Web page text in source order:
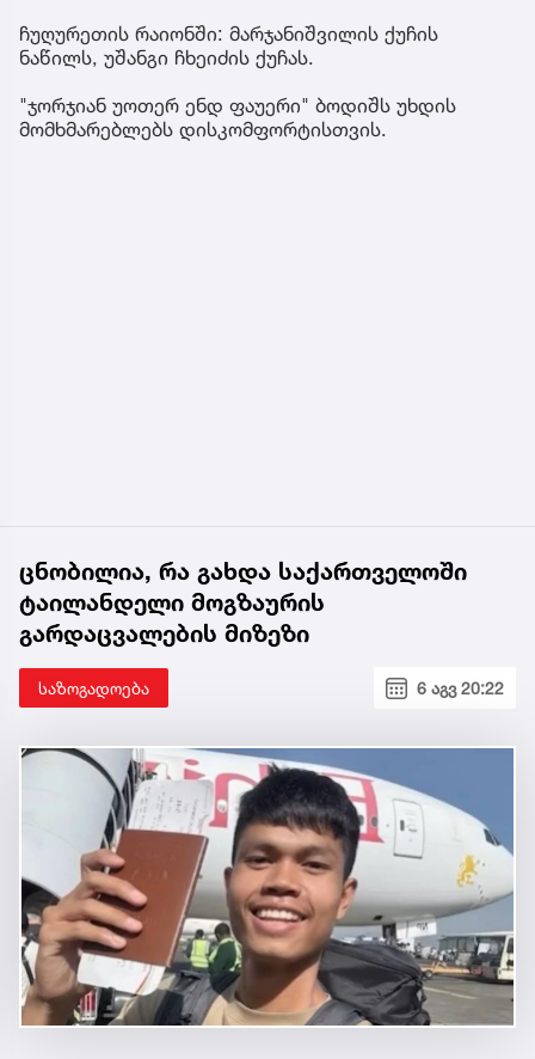
ჩუღურეთის რაიონში: მარჯანიშვილის ქუჩის
ნაწილს, უშანგი ჩხეიძის ქუჩას.
"ჯორჯიან უოთერ ენდ ფაუერი" ბოდიშს უხდის
მომხმარებლებს დისკომფორტისთვის.
ცნობილია, რა გახდა საქართველოში
ტაილანდელი მოგზაურის
გარდაცვალების მიზეზი
საზოგადოება 6 აგვ 20:22